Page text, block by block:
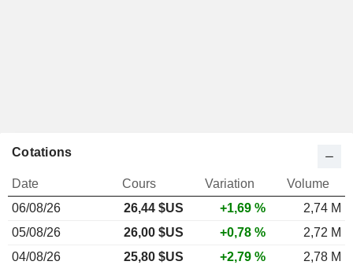
Cotations
Date Cours Variation
Volume
06/08/26
26,44 $US +1,69 %
2,74 M
05/08/26
26,00 $US +0,78 %
2,72 M
04/08/26
25,80 $US +2,79 %
2,78 M